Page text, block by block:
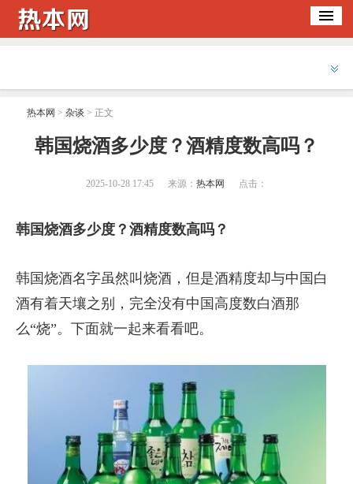
热本网 > 杂谈 > 正文
​韩国烧酒多少度？酒精度数高吗？
2025-10-28 17:45 来源： 热本网 点击：
韩国烧酒多少度？酒精度数高吗？
韩国烧酒名字虽然叫烧酒，但是酒精度却与中国白
酒有着天壤之别，完全没有中国高度数白酒那
么“烧”。下面就一起来看看吧。